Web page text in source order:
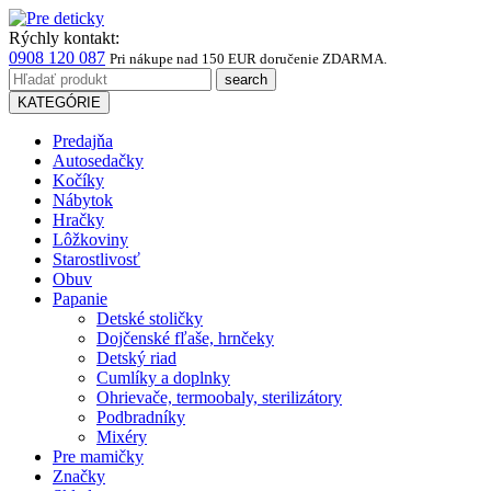
Rýchly kontakt:
0908 120 087 Pri nákupe nad 150 EUR doručenie ZDARMA.
KATEGÓRIE
Predajňa
Autosedačky
Kočíky
Nábytok
Hračky
Lôžkoviny
Starostlivosť
Obuv
Papanie
Detské stoličky
Dojčenské fľaše, hrnčeky
Detský riad
Cumlíky a doplnky
Ohrievače, termoobaly, sterilizátory
Podbradníky
Mixéry
Pre mamičky
Značky